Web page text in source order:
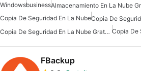
WindowsbusinessAlmacenamiento En La Nube
Copia De Seguridad En La Nube
Copia De Seguridad En La Nube Gratuita Copia De
FBackup